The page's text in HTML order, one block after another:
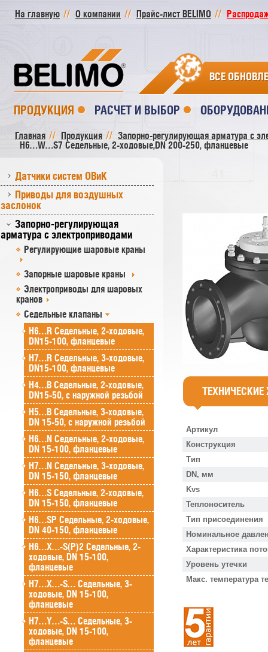
На главную О компании Прайс-лист BELIMO
ВСЕ
ПРОДУКЦИЯ РАСЧЕТ И ВЫБОР
Главная Продукция
Запорно-регулирующая арматура с
H6…W…S7 Седельные, 2-ходовые,DN 200-250, фланцевые
Датчики систем ОВиК
Приводы для воздушных
заслонок
Запорно-регулирующая
арматура с электроприводами
Регулирующие шаровые краны
Запорные шаровые краны
Электроприводы для шаровых
кранов
Седельные клапаны
H6…R Седельные, 2-ходовые,
DN15-100, фланцевые
H7…R Седельные, 3-ходовые,
DN15-100, фланцевые
H4…B Седельные, 2-ходовые,
DN15-50, с наружной резьбой
H5…B Седельные, 3-ходовые,
DN 15-50, с наружной резьбой
H6…N Седельные, 2-ходовые,
DN 15-100, фланцевые
H7…N Седельные, 3-ходовые,
DN 15-150, фланцевые
H6…S Седельные, 2-ходовые,
DN 15-150, фланцевые
H6…SP Седельные, 2-ходовые,
DN 40-150, фланцевые
H6…X…-S(P)2 Седельные, 2-
ходовые, DN 15-100,
фланцевые
H7…X…-S… Седельные, 3-
ходовые, DN 15-100,
фланцевые
H7…Y…-S… Седельные, 3-
ходовые, DN 15-100,
фланцевые
Артикул
Конструкция
Тип
DN, мм
Kvs
Теплоноситель
Тип присоединения
Номинальное
Характеристика
Уровень утечки
Макс. температура